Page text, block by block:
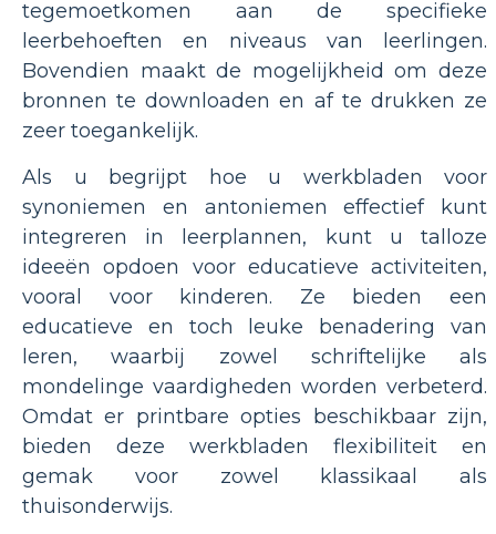
tegemoetkomen aan de specifieke
leerbehoeften en niveaus van leerlingen.
Bovendien maakt de mogelijkheid om deze
bronnen te downloaden en af ​​te drukken ze
zeer toegankelijk.
Als u begrijpt hoe u werkbladen voor
synoniemen en antoniemen effectief kunt
integreren in leerplannen, kunt u talloze
ideeën opdoen voor educatieve activiteiten,
vooral voor kinderen. Ze bieden een
educatieve en toch leuke benadering van
leren, waarbij zowel schriftelijke als
mondelinge vaardigheden worden verbeterd.
Omdat er printbare opties beschikbaar zijn,
bieden deze werkbladen flexibiliteit en
gemak voor zowel klassikaal als
thuisonderwijs.